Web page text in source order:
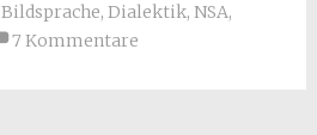
Bildsprache, Dialektik, NSA,
7 Kommentare